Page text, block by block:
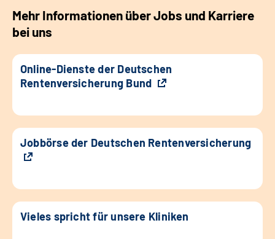
Mehr Informationen über Jobs und Karriere
bei uns
Online-Dienste der Deutschen
Rentenversicherung Bund
Jobbörse der Deutschen Rentenversicherung
Vieles spricht für unsere Kliniken